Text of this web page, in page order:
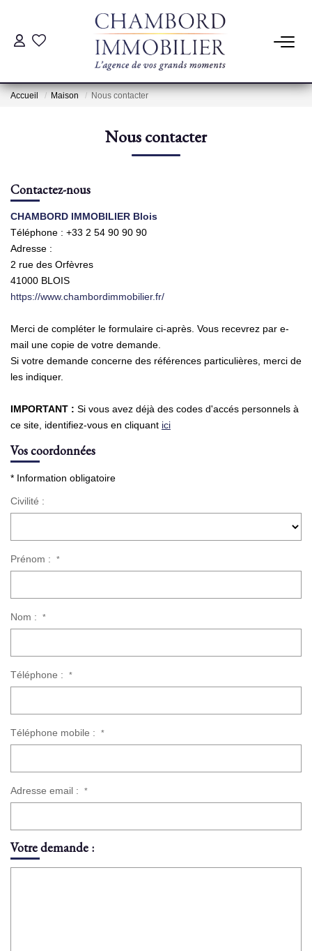
ACHAT
ESTIMATION
Estimation Par Un Professionnel
SYNDIC
NOS AGENCES
Nos Actualités
Accueil Maison Nous contacter
Nous contacter
Contactez-nous
CHAMBORD IMMOBILIER Blois
Téléphone : +33 2 54 90 90 90
Adresse :
2 rue des Orfèvres
41000 BLOIS
https://www.chambordimmobilier.fr/
Merci de compléter le formulaire ci-après. Vous recevrez par e-
mail une copie de votre demande.
Si votre demande concerne des références particulières, merci de
les indiquer.
IMPORTANT : Si vous avez déjà des codes d'accés personnels à
ce site, identifiez-vous en cliquant ici
Vos coordonnées
* Information obligatoire
Civilité :
Prénom : *
Nom : *
Téléphone : *
Téléphone mobile : *
Adresse email : *
Votre demande :